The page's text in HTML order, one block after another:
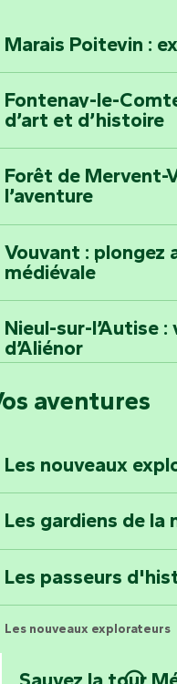
Marais Poitevin :
Fontenay-le-
d’art et d’histoire
Forêt de Mervent-
l’aventure
Vouvant : plongez
médiévale
Nieul-sur-l’Autise
d’Aliénor
Foussais-Payré :
Faymoreau :
épopée minière
Terre d’étoiles :
aventures
Les nouveaux
Les gardiens de la
Les passeurs
Les nouveaux explorateurs
?
à
de
de mon
vous